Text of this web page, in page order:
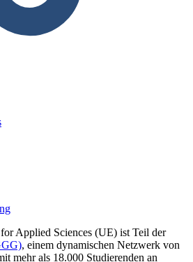
Applied Sciences (UE) ist Teil der
, einem dynamischen Netzwerk von
mehr als 18.000 Studierenden an